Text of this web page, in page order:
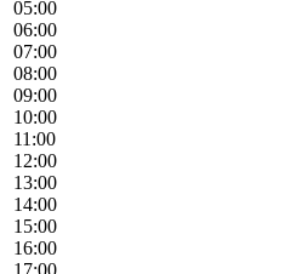
05:00
06:00
07:00
08:00
09:00
10:00
11:00
12:00
13:00
14:00
15:00
16:00
17:00